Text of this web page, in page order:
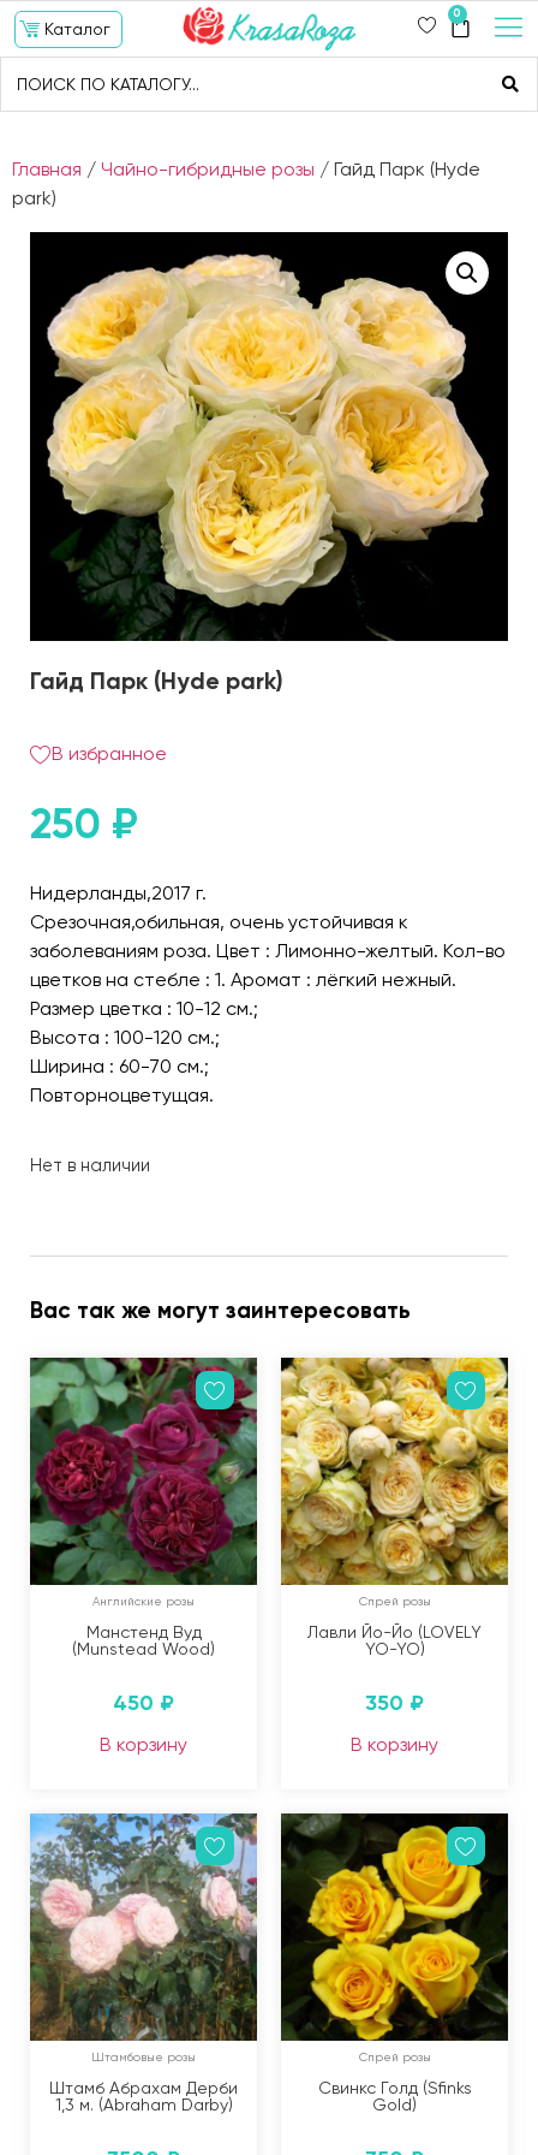
Каталог
0
Главная / Чайно-гибридные розы / Гайд Парк (Hyde
park)
Гайд Парк (Hyde park)
В избранное
250 ₽
Нидерланды,2017 г.
Срезочная,обильная, очень устойчивая к
заболеваниям роза. Цвет : Лимонно-желтый. Кол-во
цветков на стебле : 1. Аромат : лёгкий нежный.
Размер цветка : 10-12 см.;
Высота : 100-120 см.;
Ширина : 60-70 см.;
Повторноцветущая.
Нет в наличии
Вас так же могут заинтересовать
Английские розы
Манстенд Вуд
(Munstead Wood)
450 ₽
В корзину
Спрей розы
Лавли Йо-Йо (LOVELY
YO-YO)
350 ₽
В корзину
Штамбовые розы
Штамб Абрахам Дерби
1,3 м. (Abraham Darby)
Спрей розы
Свинкс Голд (Sfinks
Gold)